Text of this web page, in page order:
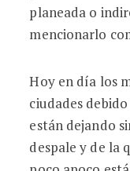
planeada o
mencionarlo
Hoy en día los
ciudades
están dejando
despale y de la